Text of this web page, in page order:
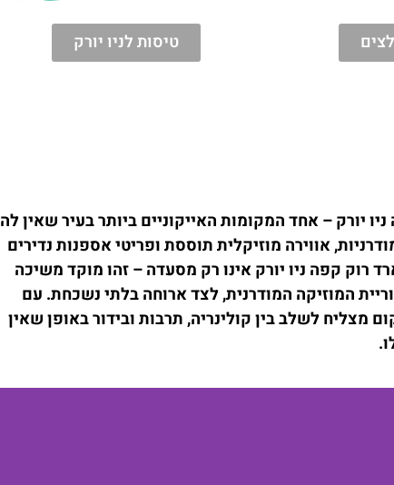
טיסות לניו יורק
יורק – אחד המקומות האייקוניים ביותר בעיר שאין לה
אווירה מוזיקלית תוססת ופריטי אספנות נדירים
רוק קפה ניו יורק אינו רק מסעדה – זהו מוקד משיכה
המוזיקה המודרנית, לצד ארוחה בלתי נשכחת. עם
מצליח לשלב בין קולינריה, תרבות ובידור באופן שאין